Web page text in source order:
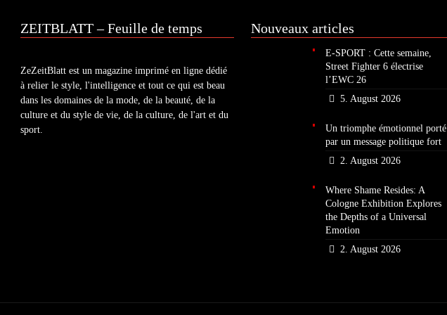
ZEITBLATT – Feuille de temps
ZeZeitBlatt est un magazine imprimé en ligne dédié
à relier le style, l'intelligence et tout ce qui est beau
dans les domaines de la mode, de la beauté, de la
culture et du style de vie, de la culture, de l'art et du
sport.
Nouveaux articles
E-SPORT : Cette semaine,
Street Fighter 6 électrise
l’EWC 26
5. August 2026
Un triomphe émotionnel porté
par un message politique fort
2. August 2026
Where Shame Resides: A
Cologne Exhibition Explores
the Depths of a Universal
Emotion
2. August 2026